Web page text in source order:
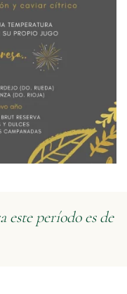
este período es de